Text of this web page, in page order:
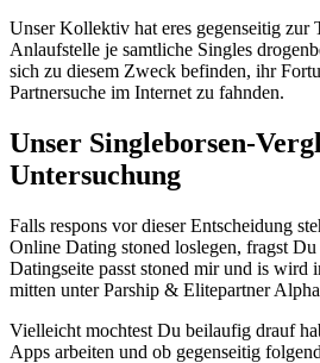
Unser Kollektiv hat eres gegenseitig zur
Anlaufstelle je samtliche Singles
sich zu diesem Zweck befinden, ihr
Partnersuche im Internet zu fahnden.
Unser Singleborsen-
Untersuchung
Falls respons vor dieser Entscheidung
Online Dating stoned loslegen, fragst
Datingseite passt stoned mir und is wird
mitten unter Parship & Elitepartner Alpha
Vielleicht mochtest Du beilaufig drauf
Apps arbeiten und ob gegenseitig